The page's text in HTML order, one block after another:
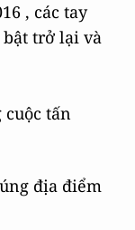
, các tay
trở lại và
tấn
địa điểm